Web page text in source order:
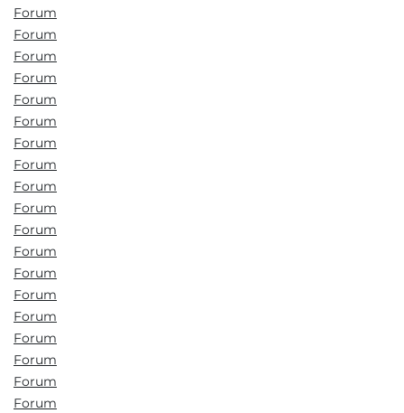
Forum
Forum
Forum
Forum
Forum
Forum
Forum
Forum
Forum
Forum
Forum
Forum
Forum
Forum
Forum
Forum
Forum
Forum
Forum